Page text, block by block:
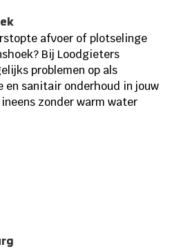
afvoer of plotselinge
Bij Loodgieters
problemen op als
en sanitair onderhoud in jouw
zonder warm water